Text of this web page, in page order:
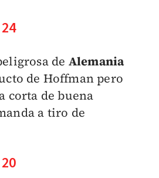
de Alemania
de Hoffman pero
corta de buena
a tiro de